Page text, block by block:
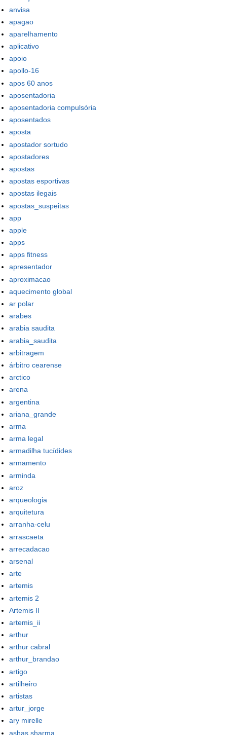
anvisa
apagao
aparelhamento
aplicativo
apoio
apollo-16
apos 60 anos
aposentadoria
aposentadoria compulsória
aposentados
aposta
apostador sortudo
apostadores
apostas
apostas esportivas
apostas ilegais
apostas_suspeitas
app
apple
apps
apps fitness
apresentador
aproximacao
aquecimento global
ar polar
arabes
arabia saudita
arabia_saudita
arbitragem
árbitro cearense
arctico
arena
argentina
ariana_grande
arma
arma legal
armadilha tucídides
armamento
arminda
aroz
arqueologia
arquitetura
arranha-celu
arrascaeta
arrecadacao
arsenal
arte
artemis
artemis 2
Artemis II
artemis_ii
arthur
arthur cabral
arthur_brandao
artigo
artilheiro
artistas
artur_jorge
ary mirelle
ashas sharma